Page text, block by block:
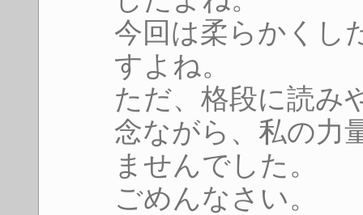
今回は柔らかくし
すよね。
ただ、格段に読み
念ながら、私の力
ませんでした。
ごめんなさい。